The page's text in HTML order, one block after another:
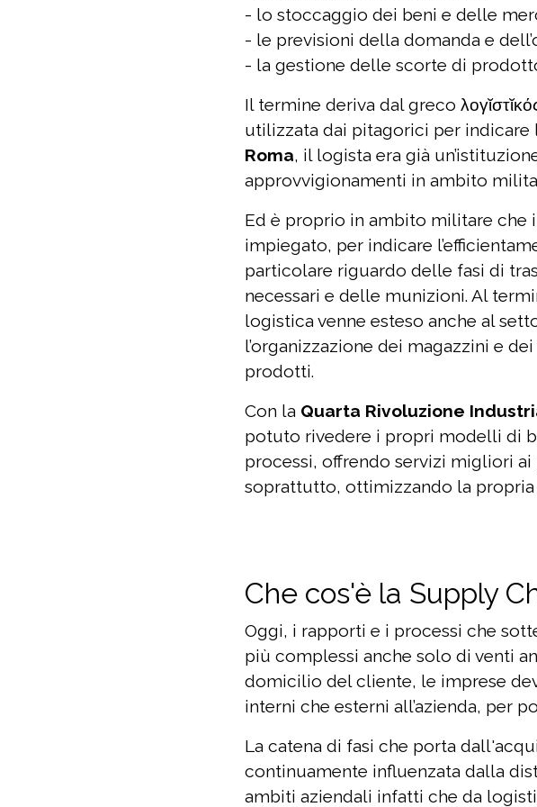
- lo stoccaggio dei beni e delle
- le previsioni della domanda e
- la gestione delle scorte di
Il termine deriva dal greco
utilizzata dai pitagorici per indicare
Roma, il logista era già
approvvigionamenti in ambito
Ed è proprio in ambito militare
impiegato, per indicare
particolare riguardo delle fasi di
necessari e delle munizioni. Al
logistica venne esteso anche al
l’organizzazione dei magazzini e
prodotti.
Con la Quarta Rivoluzione
potuto rivedere i propri modelli di
processi, offrendo servizi migliori
soprattutto, ottimizzando la propria
Che cos'è la Supply
Oggi, i rapporti e i processi che
più complessi anche solo di venti
domicilio del cliente, le imprese
interni che esterni all’azienda, per
La catena di fasi che porta
continuamente influenzata dalla
ambiti aziendali infatti che da